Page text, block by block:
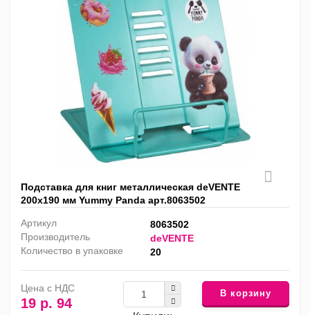
Подставка для книг металлическая deVENTE
200х190 мм Yummy Panda арт.8063502
Артикул
8063502
Производитель
deVENTE
Количество в упаковке
20
Цена с НДС
19 р. 94
В корзину